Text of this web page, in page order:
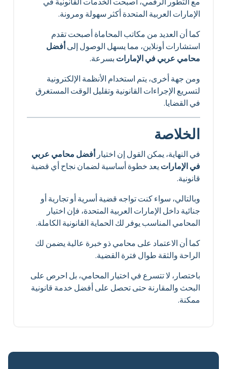
الإمارات العربية المتحدة أكثر سهولة ومرونة.
كما أن العديد من مكاتب المحاماة أصبحت تقدم
استشارات أونلاين، مما يسهل الوصول إلى أفضل
محامي عربي في الإماراتبسرعة.
ومن جهة أخرى، يتم استخدام الأنظمة الإلكترونية
لتسريع الإجراءات القانونية وتقليل الوقت المستغرق
في القضايا.
الخلاصة
في النهاية، يمكن القول إن اختيار أفضل محامي عربي
في الإماراتيعد خطوة أساسية لضمان نجاح أي قضية
قانونية.
وبالتالي، سواء كنت تواجه قضية أسرية أو تجارية أو
جنائية داخل الإمارات العربية المتحدة، فإن اختيار
المحامي المناسب يوفر لك الحماية القانونية الكاملة.
كما أن الاعتماد على محامي ذو خبرة عالية يضمن لك
الراحة والثقة طوال فترة القضية.
باختصار، لا تتسرع في اختيار المحامي، بل احرص على
البحث والمقارنة حتى تحصل على أفضل خدمة قانونية
ممكنة.